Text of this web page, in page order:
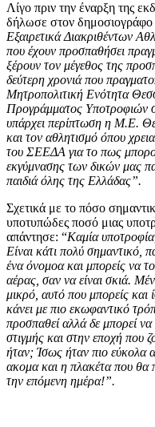
Λίγο πριν την έναρξη της
δήλωσε στον
Εξαιρετικά Διακριθέντων
που έχουν προσπαθήσει
ξέρουν τον μέγεθος της
δεύτερη χρονιά που
Μητροπολιτική Ενότητα
Προγράμματος Υποτροφιών
υπάρχει περίπτωση η Μ.Ε.
και τον αθλητισμό όπου
του ΣΕΕΔΑ για το πως
εκγύμνασης των δικών μας
παιδιά όλης της Ελλάδας”.
Σχετικά με το πόσο
υποτυπώδες ποσό μιας
απάντησε: “Καμία
Είναι κάτι πολύ σημαντικό,
ένα όνομοα και μπορείς να
αέρας, σαν να είναι σκιά.
μικρό, αυτό που μπορείς και
κάνει με πιο εκωφαντικό
προσπαθεί αλλά δε μπορεί να
στιγμής και στην εποχή που
ήταν; Ίσως ήταν πιο εύκολα
ακομα και η πλακέτα που θα
την επόμενη ημέρα!”.